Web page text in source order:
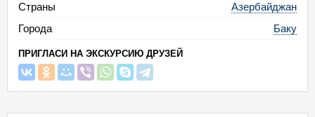
Страны
Азербайджан
Города
Баку
ПРИГЛАСИ НА ЭКСКУРСИЮ ДРУЗЕЙ